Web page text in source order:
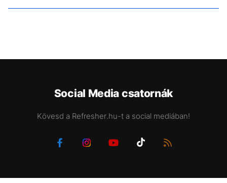
Social Media csatornák
Kövesd a Refresher.hu-t a social mediában!